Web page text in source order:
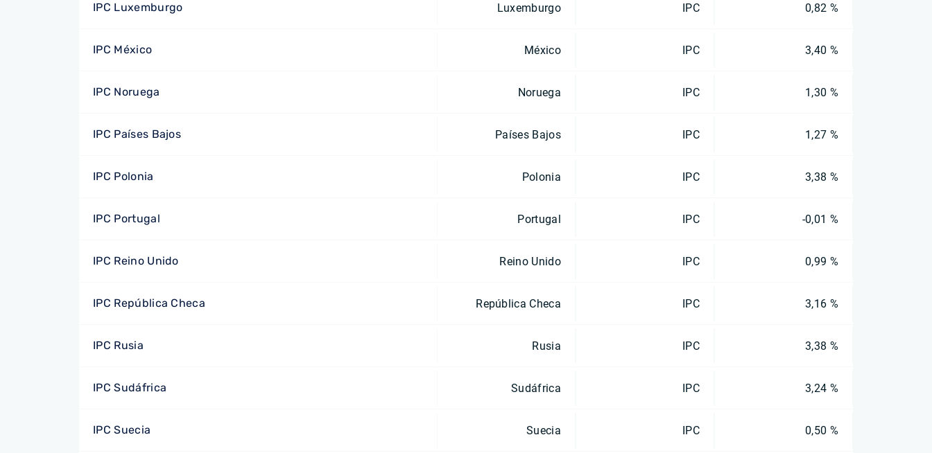
IPC Luxemburgo Luxemburgo IPC 0,82 %
IPC México México IPC 3,40 %
IPC Noruega Noruega IPC 1,30 %
IPC Países Bajos Países Bajos IPC 1,27 %
IPC Polonia Polonia IPC 3,38 %
IPC Portugal Portugal IPC -0,01 %
IPC Reino Unido Reino Unido IPC 0,99 %
IPC República Checa República Checa IPC 3,16 %
IPC Rusia Rusia IPC 3,38 %
IPC Sudáfrica Sudáfrica IPC 3,24 %
IPC Suecia Suecia IPC 0,50 %